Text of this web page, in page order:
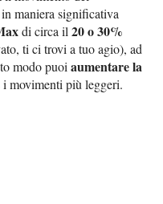
maniera significativa
di circa il20 o 30%
ti ci trovi a tuo agio), ad
modo puoiaumentare la
i movimenti più leggeri.